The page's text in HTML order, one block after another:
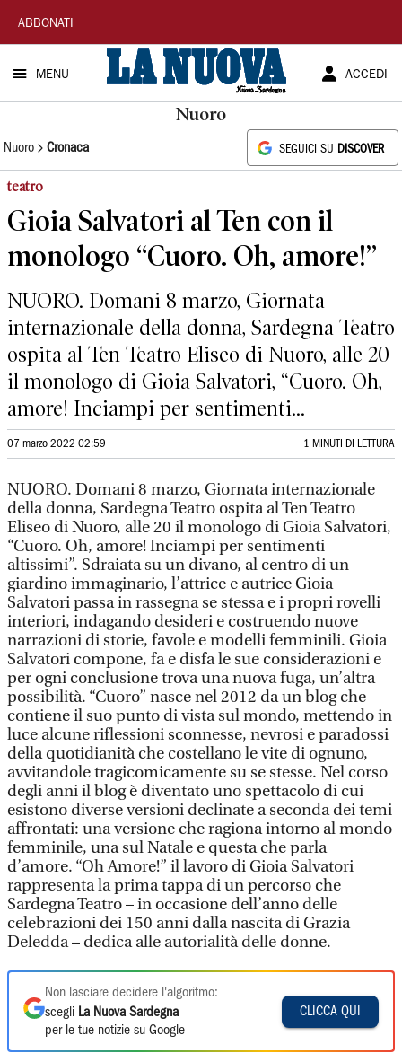
La
Nuova
Sardegna
ABBONATI
MENU ACCEDI
Nuoro
Nuoro Cronaca SEGUICI SU DISCOVER
teatro
Gioia Salvatori al Ten con il
monologo “Cuoro. Oh, amore!”
NUORO. Domani 8 marzo, Giornata
internazionale della donna, Sardegna Teatro
ospita al Ten Teatro Eliseo di Nuoro, alle 20
il monologo di Gioia Salvatori, “Cuoro. Oh,
amore! Inciampi per sentimenti...
07 marzo 2022 02:59 1 MINUTI DI LETTURA
NUORO. Domani 8 marzo, Giornata internazionale
della donna, Sardegna Teatro ospita al Ten Teatro
Eliseo di Nuoro, alle 20 il monologo di Gioia Salvatori,
“Cuoro. Oh, amore! Inciampi per sentimenti
altissimi”. Sdraiata su un divano, al centro di un
giardino immaginario, l’attrice e autrice Gioia
Salvatori passa in rassegna se stessa e i propri rovelli
interiori, indagando desideri e costruendo nuove
narrazioni di storie, favole e modelli femminili. Gioia
Salvatori compone, fa e disfa le sue considerazioni e
per ogni conclusione trova una nuova fuga, un’altra
possibilità. “Cuoro” nasce nel 2012 da un blog che
contiene il suo punto di vista sul mondo, mettendo in
luce alcune riflessioni sconnesse, nevrosi e paradossi
della quotidianità che costellano le vite di ognuno,
avvitandole tragicomicamente su se stesse. Nel corso
degli anni il blog è diventato uno spettacolo di cui
esistono diverse versioni declinate a seconda dei temi
affrontati: una versione che ragiona intorno al mondo
femminile, una sul Natale e questa che parla
d’amore. “Oh Amore!” il lavoro di Gioia Salvatori
rappresenta la prima tappa di un percorso che
Sardegna Teatro – in occasione dell’anno delle
celebrazioni dei 150 anni dalla nascita di Grazia
Deledda – dedica alle autorialità delle donne.
Non lasciare decidere l'algoritmo:
scegli La Nuova Sardegna
per le tue notizie su Google
CLICCA QUI